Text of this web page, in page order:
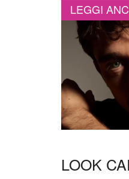
LEGGI
LOOK